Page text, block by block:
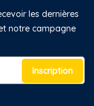
les dernières
notre campagne
Inscription